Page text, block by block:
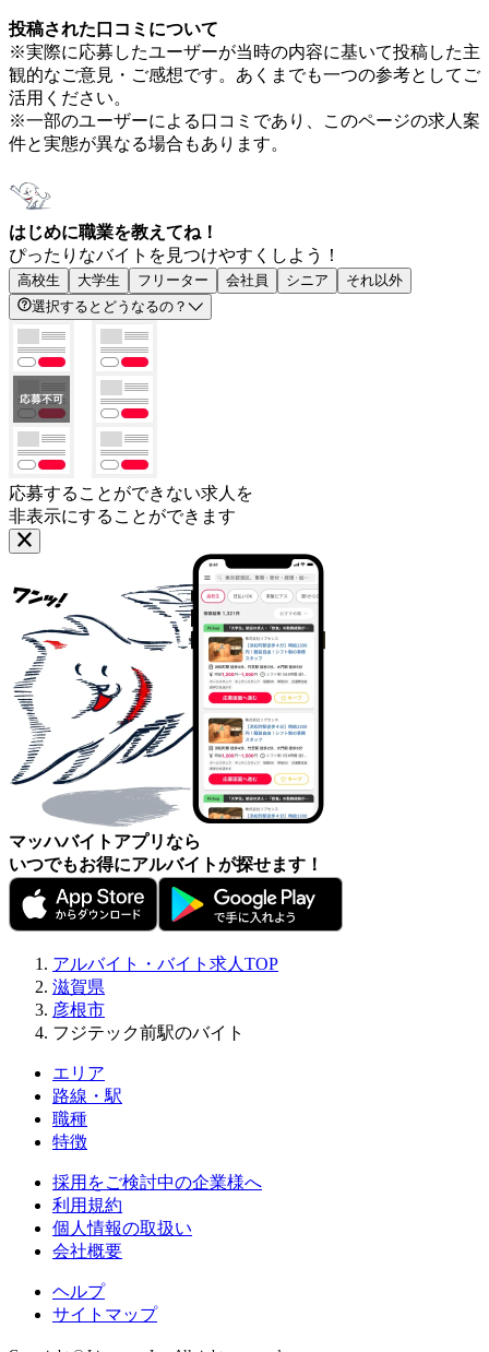
投稿された口コミについて
※実際に応募したユーザーが当時の内容に基いて投稿した主
観的なご意見・ご感想です。あくまでも一つの参考としてご
活用ください。
※一部のユーザーによる口コミであり、このページの求人案
件と実態が異なる場合もあります。
はじめに職業を教えてね！
ぴったりなバイトを見つけやすくしよう！
高校生 大学生 フリーター 会社員 シニア
それ以外
選択するとどうなるの？
応募することができない求人を
非表示にすることができます
マッハバイトアプリなら
いつでもお得にアルバイトが探せます！
アルバイト・バイト求人TOP
滋賀県
彦根市
フジテック前駅のバイト
エリア
路線・駅
職種
特徴
採用をご検討中の企業様へ
利用規約
個人情報の取扱い
会社概要
ヘルプ
サイトマップ